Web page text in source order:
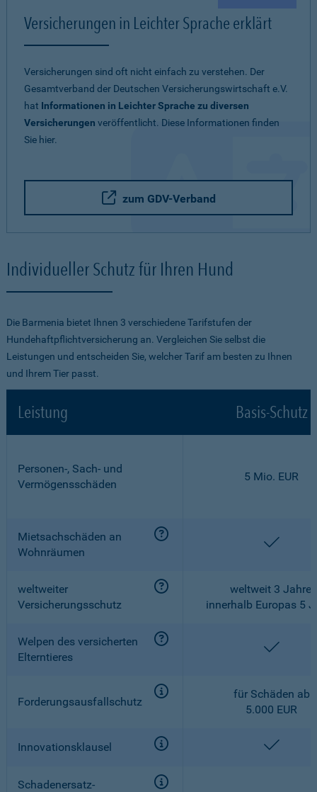
Versicherungen in Leichter Sprache erklärt
Versicherungen sind oft nicht einfach zu verstehen. Der
Gesamtverband der Deutschen Versicherungswirtschaft e.V.
hat Informationen in Leichter Sprache zu diversen
Versicherungen veröffentlicht. Diese Informationen finden
Sie hier.
zum GDV-Verband
Individueller Schutz für Ihren Hund
Die Barmenia bietet Ihnen 3 verschiedene Tarifstufen der
Hundehaftpflichtversicherung an. Vergleichen Sie selbst die
Leistungen und entscheiden Sie, welcher Tarif am besten zu Ihnen
und Ihrem Tier passt.
Leistung Basis-Schutz
Personen-, Sach- und
Vermögensschäden
5 Mio. EUR
Mietsachschäden an
Wohnräumen
weltweiter
Versicherungsschutz
weltweit 3 Jahre,
innerhalb Europas 5
Welpen des versicherten
Elterntieres
Forderungsausfallschutz
für Schäden ab
5.000 EUR
Innovationsklausel
Schadenersatz-